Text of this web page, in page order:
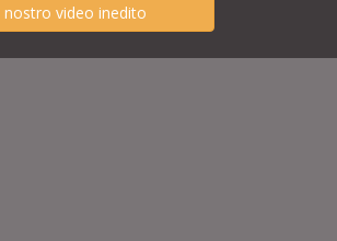
nostro video inedito